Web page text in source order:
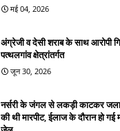
मई 04, 2026
अंग्रेजी व देसी शराब के साथ आरोपी
पत्थलगांव क्षेत्रांतर्गत
जून 30, 2026
नर्सरी के जंगल से लकड़ी काटकर
की थी मारपीट, ईलाज के दौरान हो गई